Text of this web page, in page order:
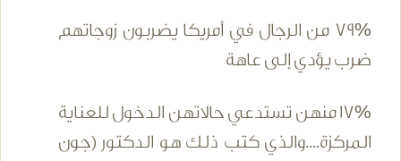
79% من الرجال في أمريكا يضربون زوجاتهم
ضرب يؤدي إلى عاهة
17% منهن تستدعي حالاتهن الدخول للعناية
المركزة....والذي كتب ذلك هو الدكتور (جون